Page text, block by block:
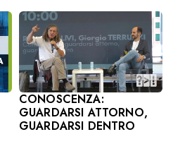
CONOSCENZA:
GUARDARSI ATTORNO,
GUARDARSI DENTRO